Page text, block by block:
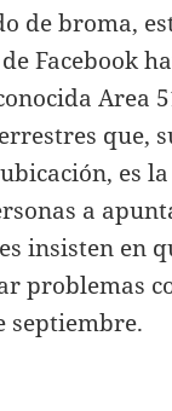
de broma,
Facebook
Area
que,
es
a
insisten en
problemas
septiembre.